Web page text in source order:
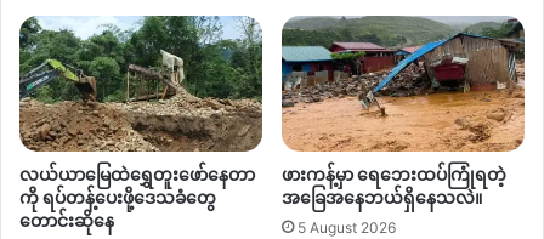
လယ်ယာမြေထဲရွှေတူးဖော်နေတာ
ကို ရပ်တန့်ပေးဖို့ဒေသခံတွေ
တောင်းဆိုနေ
ဖားကန့်မှာ ရေဘေးထပ်ကြုံရတဲ့
အခြေအနေဘယ်ရှိနေသလဲ။
5 August 2026